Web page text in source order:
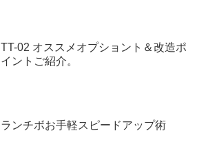
TT-02 オススメオプショント＆改造ポ
イントご紹介。
ランチボお手軽スピードアップ術